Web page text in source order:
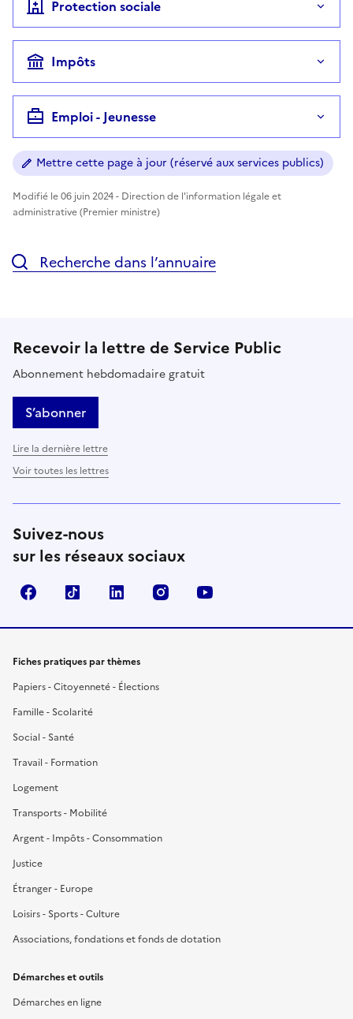
Protection sociale
Impôts
Emploi - Jeunesse
Mettre cette page à jour (réservé aux services publics)
Modifié le 06 juin 2024 - Direction de l'information légale et
administrative (Premier ministre)
Recherche dans l’annuaire
Recevoir la lettre de Service Public
Abonnement hebdomadaire gratuit
S’abonner
Lire la dernière lettre
Voir toutes les lettres
Suivez-nous
sur les réseaux sociaux
FacebookTikTok LinkedIn Instagram
Fiches pratiques par thèmes
Papiers - Citoyenneté - Élections
Famille - Scolarité
Social - Santé
Travail - Formation
Logement
Transports - Mobilité
Argent - Impôts - Consommation
Justice
Étranger - Europe
Loisirs - Sports - Culture
Associations, fondations et fonds de dotation
Démarches et outils
Démarches en ligne